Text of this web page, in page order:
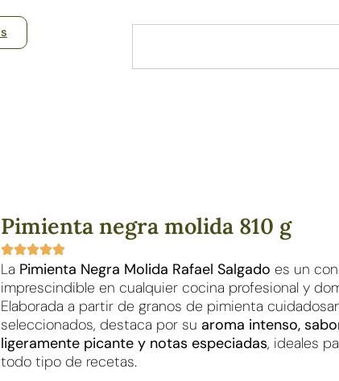
Pimienta negra molida 810 g
La Pimienta Negra Molida Rafael Salgado es un
imprescindible en cualquier cocina profesional y
Elaborada a partir de granos de pimienta
seleccionados, destaca por su aroma intenso,
ligeramente picante y notas especiadas, ideales
todo tipo de recetas.